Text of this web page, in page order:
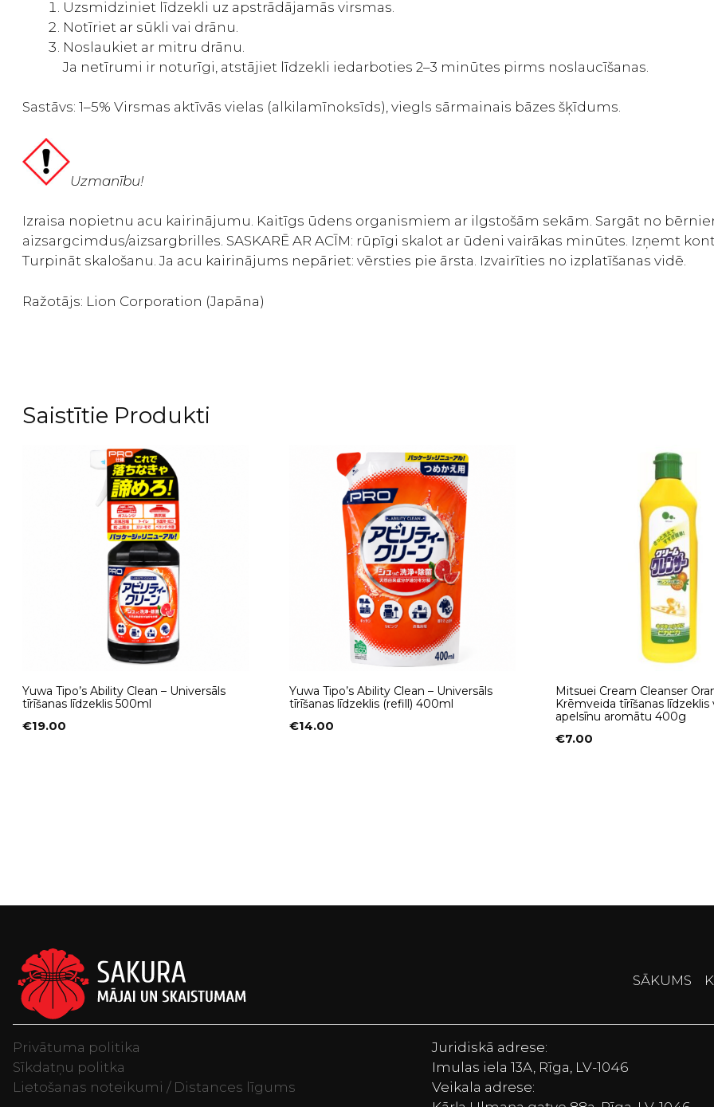
Uzsmidziniet līdzekli uz apstrādājamās virsmas.
Notīriet ar sūkli vai drānu.
Noslaukiet ar mitru drānu.
Ja netīrumi ir noturīgi, atstājiet līdzekli iedarboties 2–3 minūtes pirms noslaucīšanas.
Sastāvs: 1–5% Virsmas aktīvās vielas (alkilamīnoksīds), viegls sārmainais bāzes šķīdums.
Uzmanību!
Izraisa nopietnu acu kairinājumu. Kaitīgs ūdens organismiem ar ilgstošām sekām. Sargāt no
aizsargcimdus/aizsargbrilles. SASKARĒ AR ACĪM: rūpīgi skalot ar ūdeni vairākas minūtes. Izņemt
Turpināt skalošanu. Ja acu kairinājums nepāriet: vērsties pie ārsta. Izvairīties no izplatīšanas vidē.
Ražotājs: Lion Corporation (Japāna)
Saistītie Produkti
Yuwa Tipo’s Ability Clean – Universāls
tīrīšanas līdzeklis 500ml
€19.00
Yuwa Tipo’s Ability Clean – Universāls
tīrīšanas līdzeklis (refill) 400ml
€14.00
Mitsuei Cream Cleanser
Krēmveida tīrīšanas līdzeklis
apelsīnu aromātu 400g
€7.00
SĀKUMS
Privātuma politika
Sīkdatņu politka
Lietošanas noteikumi / Distances līgums
Juridiskā adrese:
Imulas iela 13A, Rīga, LV-1046
Veikala adrese: